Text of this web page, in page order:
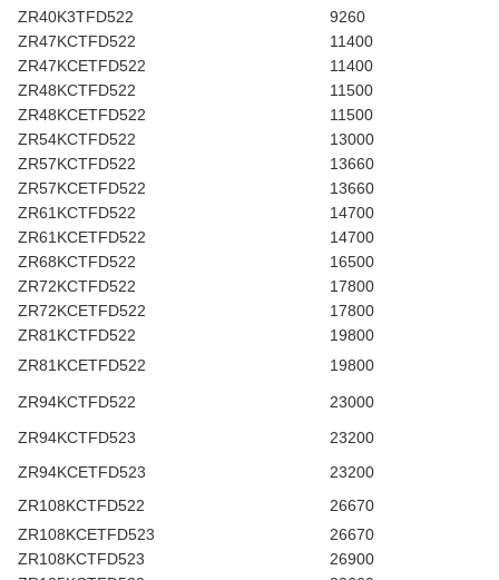
ZR40K3TFD522
9260
ZR47KCTFD522
11400
ZR47KCETFD522
11400
ZR48KCTFD522
11500
ZR48KCETFD522
11500
ZR54KCTFD522
13000
ZR57KCTFD522
13660
ZR57KCETFD522
13660
ZR61KCTFD522
14700
ZR61KCETFD522
14700
ZR68KCTFD522
16500
ZR72KCTFD522
17800
ZR72KCETFD522
17800
ZR81KCTFD522
19800
ZR81KCETFD522
19800
ZR94KCTFD522
23000
ZR94KCTFD523
23200
ZR94KCETFD523
23200
ZR108KCTFD522
26670
ZR108KCETFD523
26670
ZR108KCTFD523
26900